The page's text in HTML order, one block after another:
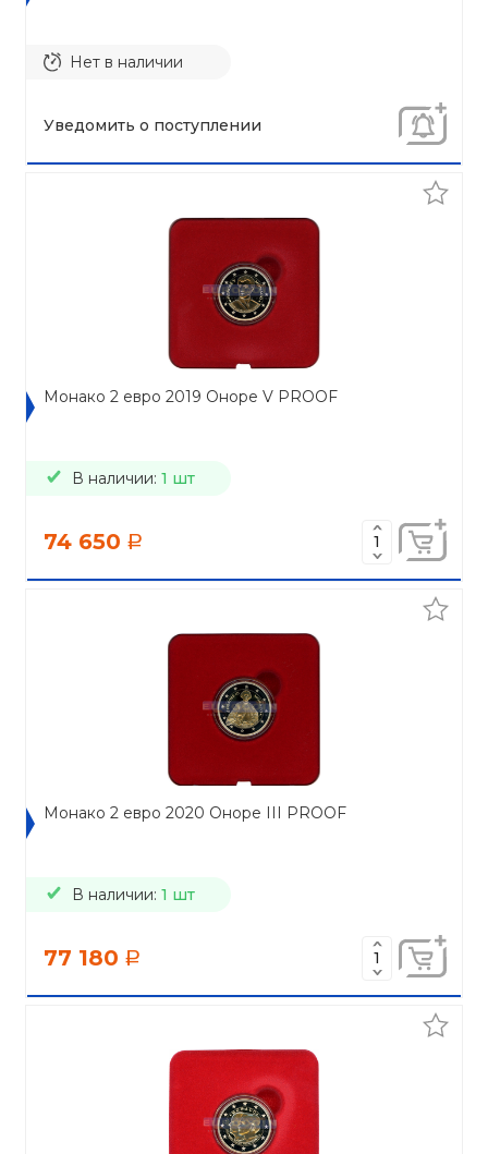
Нет в наличии
Уведомить о поступлении
Монако 2 евро 2019 Оноре V PROOF
В наличии: 1 шт
74 650 a
Монако 2 евро 2020 Оноре III PROOF
В наличии: 1 шт
77 180 a